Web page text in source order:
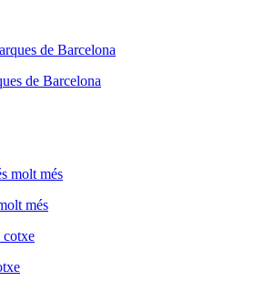
de Barcelona
més